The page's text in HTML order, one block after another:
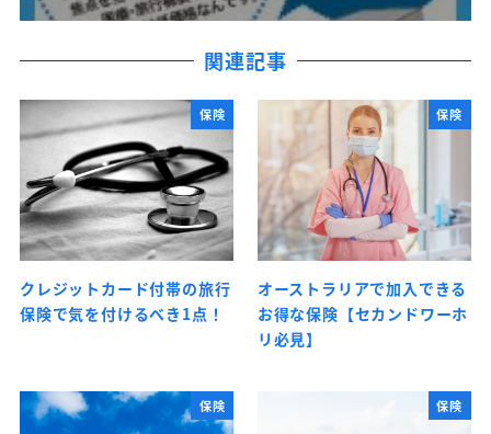
関連記事
保険
クレジットカード付帯の旅行
保険で気を付けるべき1点！
保険
オーストラリアで加入できる
お得な保険【セカンドワーホ
リ必見】
保険 保険